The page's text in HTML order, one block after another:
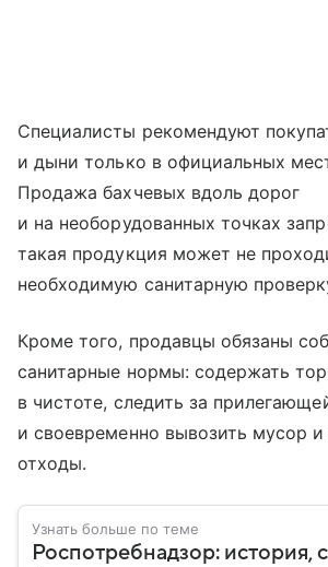
Специалисты рекомендуют
и дыни только в официальных
Продажа бахчевых вдоль дорог
и на необорудованных точках
такая продукция может не
необходимую санитарную
Кроме того, продавцы обязаны
санитарные нормы: содержать
в чистоте, следить за
и своевременно вывозить мусор
отходы.
Узнать больше по теме
Роспотребнадзор: история,